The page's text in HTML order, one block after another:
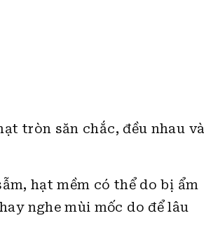
tròn săn chắc, đều nhau và
hạt mềm có thể do bị ẩm
nghe mùi mốc do để lâu